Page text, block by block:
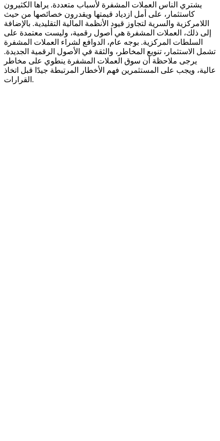
يشتري الناس العملات المشفرة لأسباب متعددة. يراها الكثيرون
كاستثمار، على أمل ازدياد قيمتها ويقدرون خصائصها من حيث
اللامركزية والسرية لتجاوز قيود الأنظمة المالية التقليدية. بالإضافة
إلى ذلك، العملات المشفرة هي أصول رقمية، وليست معتمدة على
السلطات المركزية. بوجه عام، الدوافع لشراء العملات المشفرة
تشمل الاستثمار، تنويع المخاطر، والثقة في الأصول الرقمية الجديدة.
يرجى ملاحظة أن سوق العملات المشفرة ينطوي على مخاطر
عالية، ويجب على المستثمرين فهم الأخطار المرتبطة جيدًا قبل اتخاذ
القرارات.